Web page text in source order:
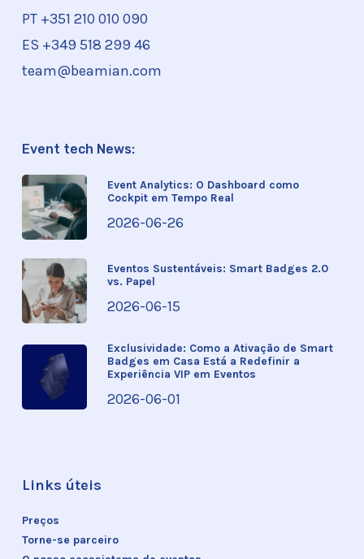
PT +351 210 010 090
ES +349 518 299 46
team@beamian.com
Event tech News:
Event Analytics: O Dashboard como
Cockpit em Tempo Real
2026-06-26
Eventos Sustentáveis: Smart Badges 2.0
vs. Papel
2026-06-15
Exclusividade: Como a Ativação de Smart
Badges em Casa Está a Redefinir a
Experiência VIP em Eventos
2026-06-01
Links úteis
Preços
Torne-se parceiro